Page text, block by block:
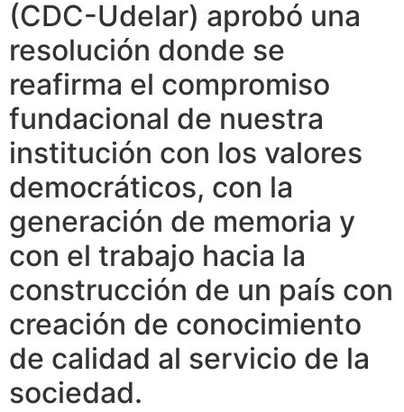
(CDC-Udelar) aprobó una
resolución donde se
reafirma el compromiso
fundacional de nuestra
institución con los valores
democráticos, con la
generación de memoria y
con el trabajo hacia la
construcción de un país con
creación de conocimiento
de calidad al servicio de la
sociedad.